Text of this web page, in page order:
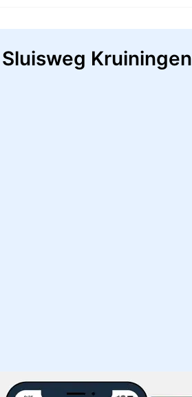
Kruiningen